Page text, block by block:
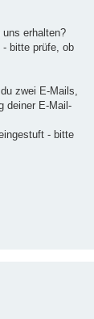
erhalten?
- bitte prüfe, ob
zwei E-Mails,
deiner E-Mail-
- bitte